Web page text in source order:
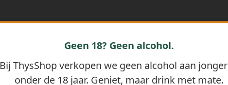
Geen 18? Geen alcohol.
Bij ThysShop verkopen we geen alcohol aan
onder de 18 jaar. Geniet, maar drink met mate.